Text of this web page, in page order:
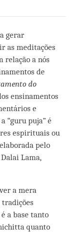
gerar
as meditações
relação a nós
de
do
ensinamentos
e
“guru puja” é
espirituais ou
pelo
Lama,
a mera
tradições
a base tanto
quanto